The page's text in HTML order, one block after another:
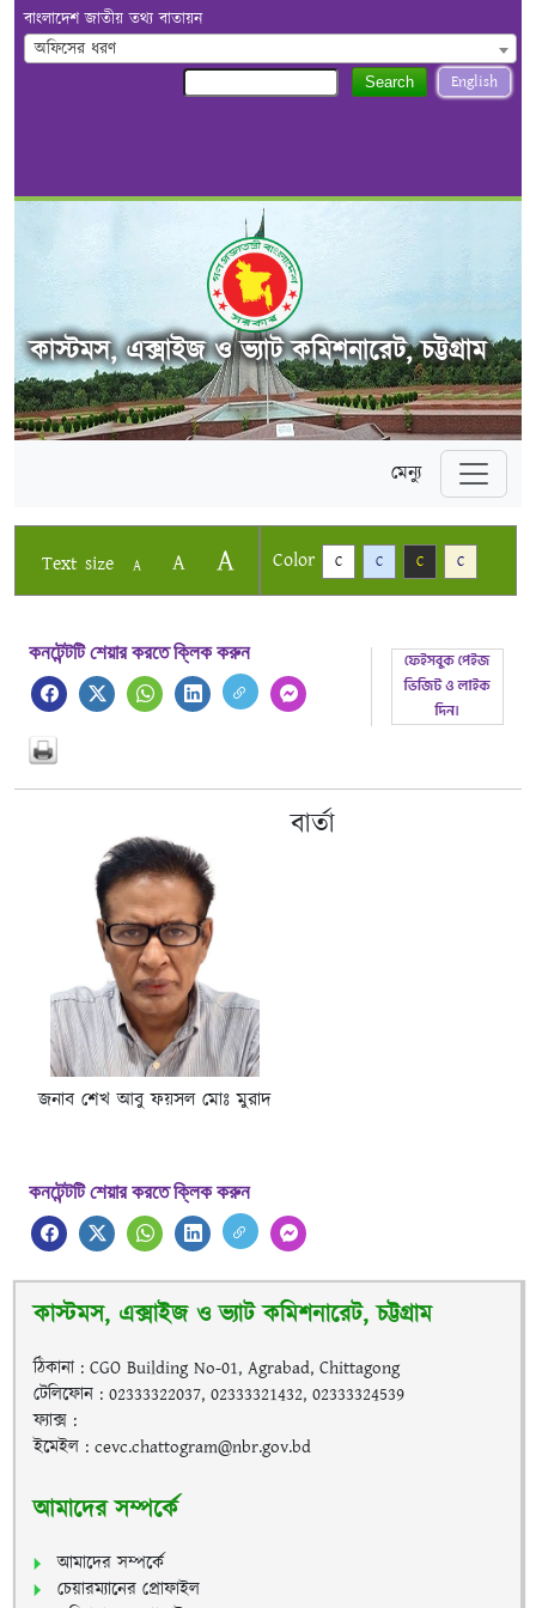
বাংলাদেশ জাতীয় তথ্য বাতায়ন
অফিসের ধরণ
English
Search
কাস্টমস, এক্সাইজ ও ভ্যাট কমিশনারেট, চট্টগ্রাম
মেন্যু
Text size A A A Color C C C C
কনটেন্টটি শেয়ার করতে ক্লিক করুন
জনাব শেখ আবু ফয়সল মোঃ মুরাদ
বার্তা
কনটেন্টটি শেয়ার করতে ক্লিক করুন
কাস্টমস, এক্সাইজ ও ভ্যাট কমিশনারেট, চট্টগ্রাম
ঠিকানা : CGO Building No-01, Agrabad, Chittagong
টেলিফোন : 02333322037, 02333321432, 02333324539
ফ্যাক্স :
ইমেইল : cevc.chattogram@nbr.gov.bd
আমাদের সম্পর্কে
আমাদের সম্পর্কে
চেয়ারম্যানের প্রোফাইল